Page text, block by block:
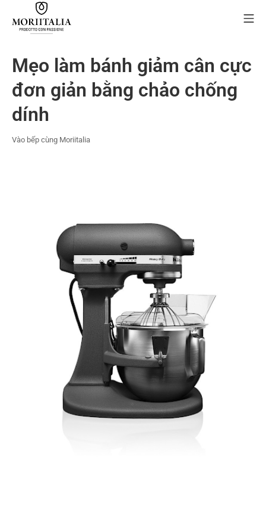
Mẹo làm bánh giảm cân cực
đơn giản bằng chảo chống
dính
Vào bếp cùng Moriitalia